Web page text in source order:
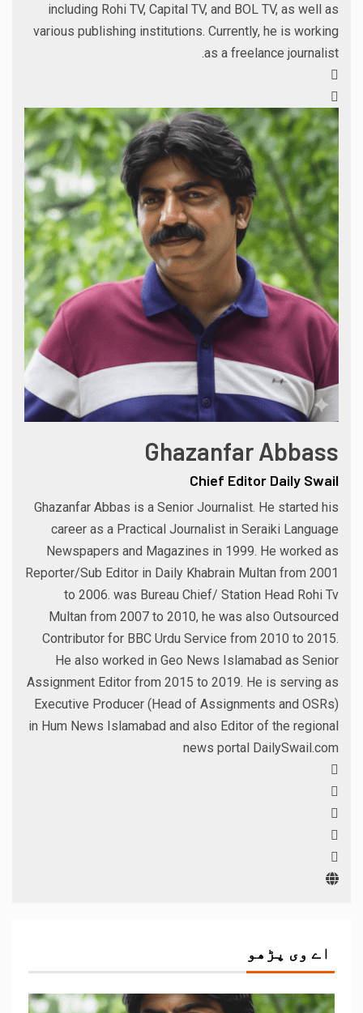
including Rohi TV, Capital TV, and BOL TV, as well as
various publishing institutions. Currently, he is working
as a freelance journalist.
Ghazanfar Abbass
Chief Editor Daily Swail
Ghazanfar Abbas is a Senior Journalist. He started his
career as a Practical Journalist in Seraiki Language
Newspapers and Magazines in 1999. He worked as
Reporter/Sub Editor in Daily Khabrain Multan from 2001
to 2006. was Bureau Chief/ Station Head Rohi Tv
Multan from 2007 to 2010, he was also Outsourced
Contributor for BBC Urdu Service from 2010 to 2015.
He also worked in Geo News Islamabad as Senior
Assignment Editor from 2015 to 2019. He is serving as
Executive Producer (Head of Assignments and OSRs)
in Hum News Islamabad and also Editor of the regional
news portal DailySwail.com
اے وی پڑھو